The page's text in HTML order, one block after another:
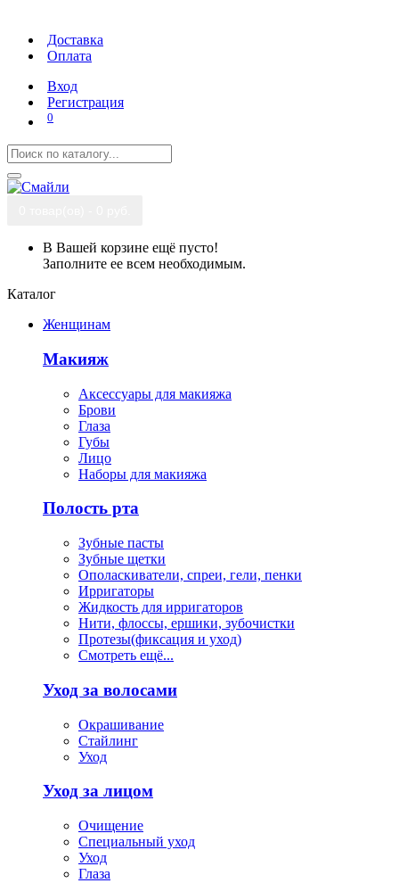
Доставка
Оплата
Вход
Регистрация
0
В Вашей корзине ещё пусто!
Заполните ее всем необходимым.
Каталог
Женщинам
Макияж
Аксессуары для макияжа
Брови
Глаза
Губы
Лицо
Наборы для макияжа
Полость рта
Зубные пасты
Зубные щетки
Ополаскиватели, спреи, гели, пенки
Ирригаторы
Жидкость для ирригаторов
Нити, флоссы, ершики, зубочистки
Протезы(фиксация и уход)
Смотреть ещё...
Уход за волосами
Окрашивание
Стайлинг
Уход
Уход за лицом
Очищение
Специальный уход
Уход
Глаза